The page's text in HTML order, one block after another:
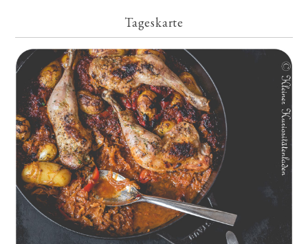
Tageskarte
Geschmorte Hähnchenschenkel auf Paprikakraut und kleinen
Kartoffeln